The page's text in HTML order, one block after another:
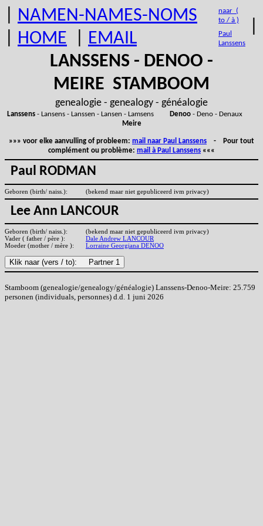
NAMEN-NAMES-NOMS
HOME EMAIL
naar (
to / à )
Paul
Lanssens
LANSSENS - DENOO -
MEIRE STAMBOOM
genealogie - genealogy - généalogie
Lanssens- Lansens - Lanssen - Lansen - Lamsens Denoo- Deno - Denaux
Meire
»»» voor elke aanvulling of probleem: mail naar Paul Lanssens - Pour tout
complément ou problème: mail à Paul Lanssens «««
Paul RODMAN
Geboren (birth/ naiss.): (bekend maar niet gepubliceerd ivm privacy)
Lee Ann LANCOUR
Geboren (birth/ naiss.):
(bekend maar niet gepubliceerd ivm privacy)
Vader ( father / père ):
Dale Andrew LANCOUR
Moeder (mother / mère ):
Lorraine Georgiana DENOO
Stamboom (genealogie/genealogy/généalogie) Lanssens-Denoo-Meire: 25.759
personen (individuals, personnes) d.d. 1 juni 2026